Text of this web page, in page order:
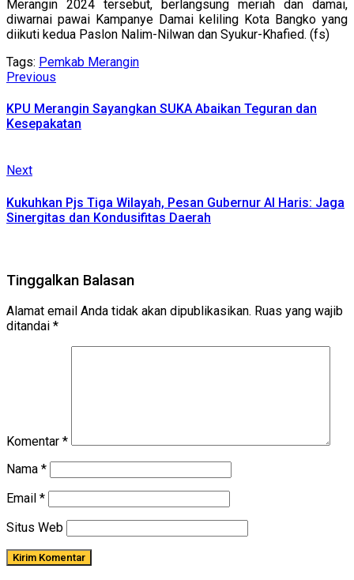
Merangin 2024 tersebut, berlangsung meriah dan damai,
diwarnai pawai Kampanye Damai keliling Kota Bangko yang
diikuti kedua Paslon Nalim-Nilwan dan Syukur-Khafied. (fs)
Tags: Pemkab Merangin
Continue
Reading
Previous
KPU Merangin Sayangkan SUKA Abaikan Teguran dan
Kesepakatan
NextNext
Kukuhkan Pjs Tiga Wilayah, Pesan Gubernur Al Haris: Jaga
Sinergitas dan Kondusifitas Daerah
Tinggalkan Balasan
Alamat email Anda tidak akan dipublikasikan. Ruas yang wajib
ditandai *
Komentar *
Nama *
Email *
Situs Web